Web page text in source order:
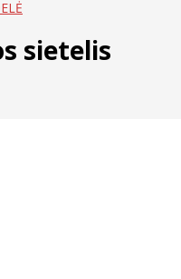
sietelis